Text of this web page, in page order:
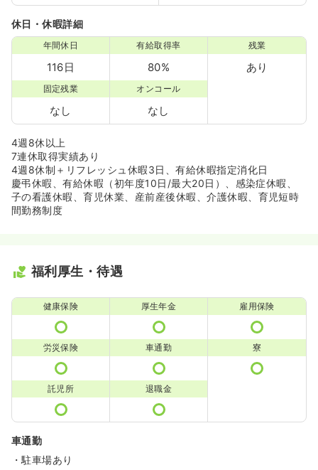
休日・休暇詳細
年間休日
116日
有給取得率
80%
残業
あり
固定残業
なし
オンコール
なし
4週8休以上
7連休取得実績あり
4週8休制＋リフレッシュ休暇3日、有給休暇指定消化日
慶弔休暇、有給休暇（初年度10日/最大20日）、感染症休暇、
子の看護休暇、育児休業、産前産後休暇、介護休暇、育児短時
間勤務制度
福利厚生・待遇
健康保険 厚生年金 雇用保険
労災保険 車通勤 寮
託児所 退職金
車通勤
・駐車場あり